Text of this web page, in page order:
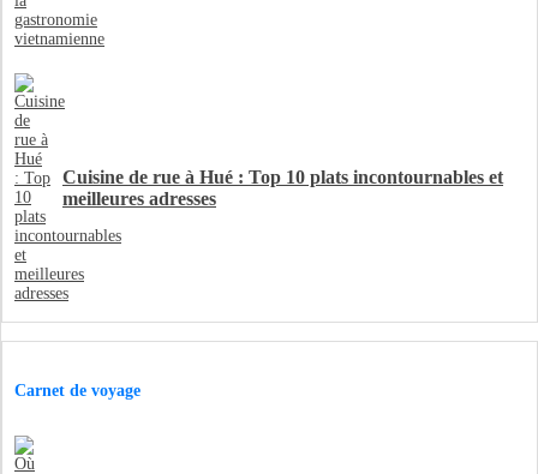
Cuisine de rue à Hué : Top 10 plats incontournables et
meilleures adresses
Carnet de voyage